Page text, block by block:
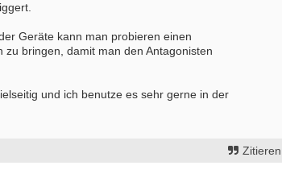
Geräte kann man probieren einen
bringen, damit man den Antagonisten
und ich benutze es sehr gerne in der
Zitieren